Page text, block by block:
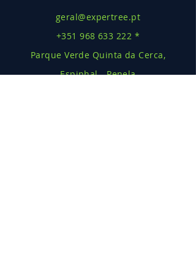
geral@expertree.pt
+351 968 633 222 *
Parque Verde Quinta da Cerca,
Espinhal - Penela